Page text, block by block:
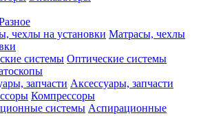
Матрасы, чехлы
Оптические системы
Аксессуары, запчасти
Компрессоры
Аспирационные